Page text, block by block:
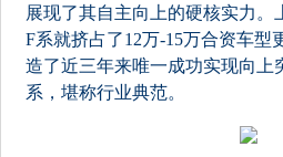
展现了其自主向上的硬核实力。
F系就挤占了12万-15万合资车型
造了近三年来唯一成功实现向上
系，堪称行业典范。